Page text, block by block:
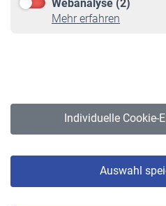
Webanalyse (2)
Mehr erfahren
Individuelle Cookie-
Auswahl
Online-Rechner
VBLnewsletter
Erklärung zur Barrierefreiheit